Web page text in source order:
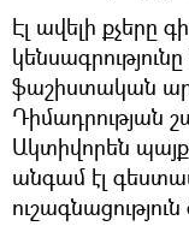
Էլ ավելի քչերը
ֆաշիստական
Դիմադրության
Ակտիվորեն
անգամ էլ
ուշագնացություն